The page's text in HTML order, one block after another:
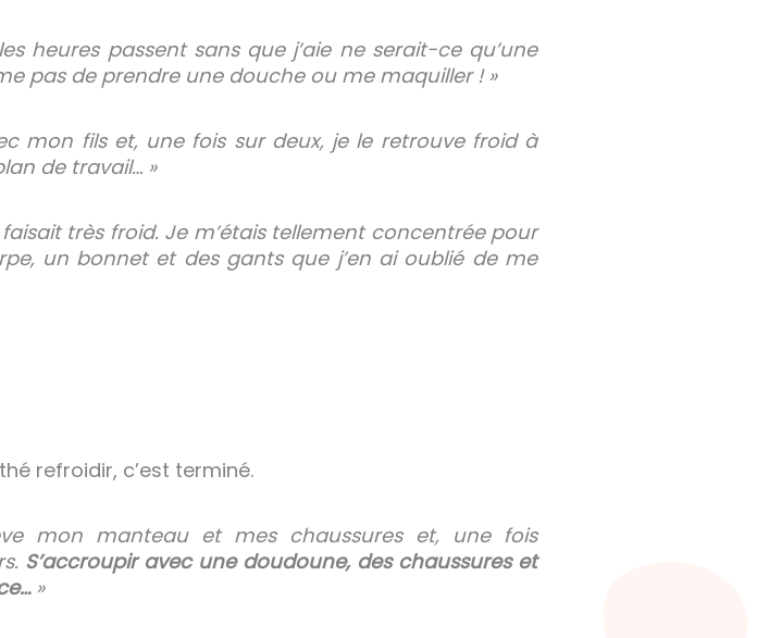
heures passent sans que j’aie ne serait-ce qu’une
pas de prendre une douche ou me maquiller ! »
mon fils et, une fois sur deux, je le retrouve froid à
de travail… »
très froid. Je m’étais tellement concentrée pour
un bonnet et des gants que j’en ai oublié de me
refroidir, c’est terminé.
mon manteau et mes chaussures et, une fois
S’accroupir avec une doudoune, des chaussures et
»